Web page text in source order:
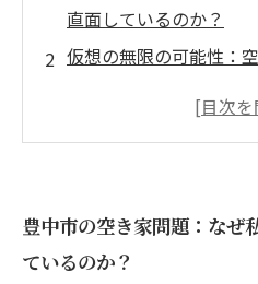
直面しているのか？
仮想の無限の可能性：
空き家の賢い活用法：
事例を通じて考える
あなたの空き家が地域
豊中市の空き家問題：なぜ
ているのか？